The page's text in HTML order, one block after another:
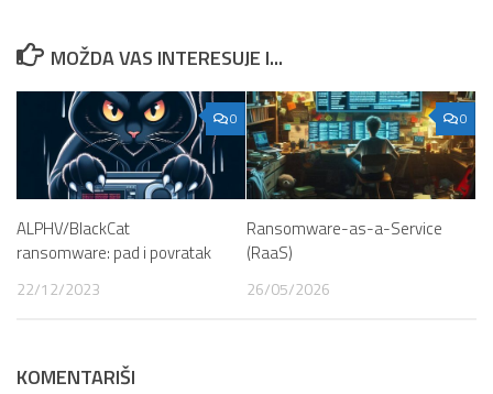
MOŽDA VAS INTERESUJE I...
0
ALPHV/BlackCat
ransomware: pad i povratak
22/12/2023
0
Ransomware-as-a-Service
(RaaS)
26/05/2026
KOMENTARIŠI